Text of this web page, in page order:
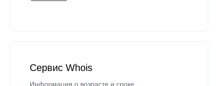
Сервис Whois
Информация о возрасте и сроке